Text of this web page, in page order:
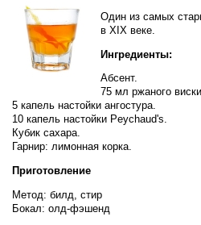
Один из самых
в XIX веке.
Ингредиенты:
Абсент.
75 мл ржаного
5 капель настойки ангостура.
10 капель настойки Peychaud's.
Кубик сахара.
Гарнир: лимонная корка.
Приготовление
Метод: билд, стир
Бокал: олд-фэшенд